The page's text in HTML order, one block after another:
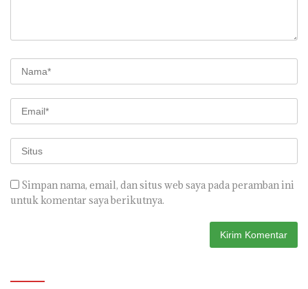
Simpan nama, email, dan situs web saya pada peramban ini
untuk komentar saya berikutnya.